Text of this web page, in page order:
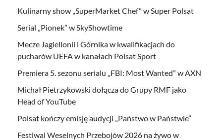
Kulinarny show „SuperMarket Chef” w Super Polsat
Serial „Pionek” w SkyShowtime
Mecze Jagiellonii i Górnika w kwalifikacjach do
pucharów UEFA w kanałach Polsat Sport
Premiera 5. sezonu serialu „FBI: Most Wanted” w AXN
Michał Pietrzykowski dołącza do Grupy RMF jako
Head of YouTube
Polsat kończy emisję audycji „Państwo w Państwie”
Festiwal Weselnych Przebojów 2026 na żywo w